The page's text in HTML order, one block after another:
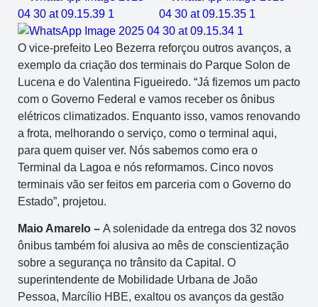
O vice-prefeito Leo Bezerra reforçou outros avanços, a
exemplo da criação dos terminais do Parque Solon de
Lucena e do Valentina Figueiredo. “Já fizemos um pacto
com o Governo Federal e vamos receber os ônibus
elétricos climatizados. Enquanto isso, vamos renovando
a frota, melhorando o serviço, como o terminal aqui,
para quem quiser ver. Nós sabemos como era o
Terminal da Lagoa e nós reformamos. Cinco novos
terminais vão ser feitos em parceria com o Governo do
Estado”, projetou.
Maio Amarelo – A solenidade da entrega dos 32 novos
ônibus também foi alusiva ao mês de conscientização
sobre a segurança no trânsito da Capital. O
superintendente de Mobilidade Urbana de João
Pessoa, Marcílio HBE, exaltou os avanços da gestão